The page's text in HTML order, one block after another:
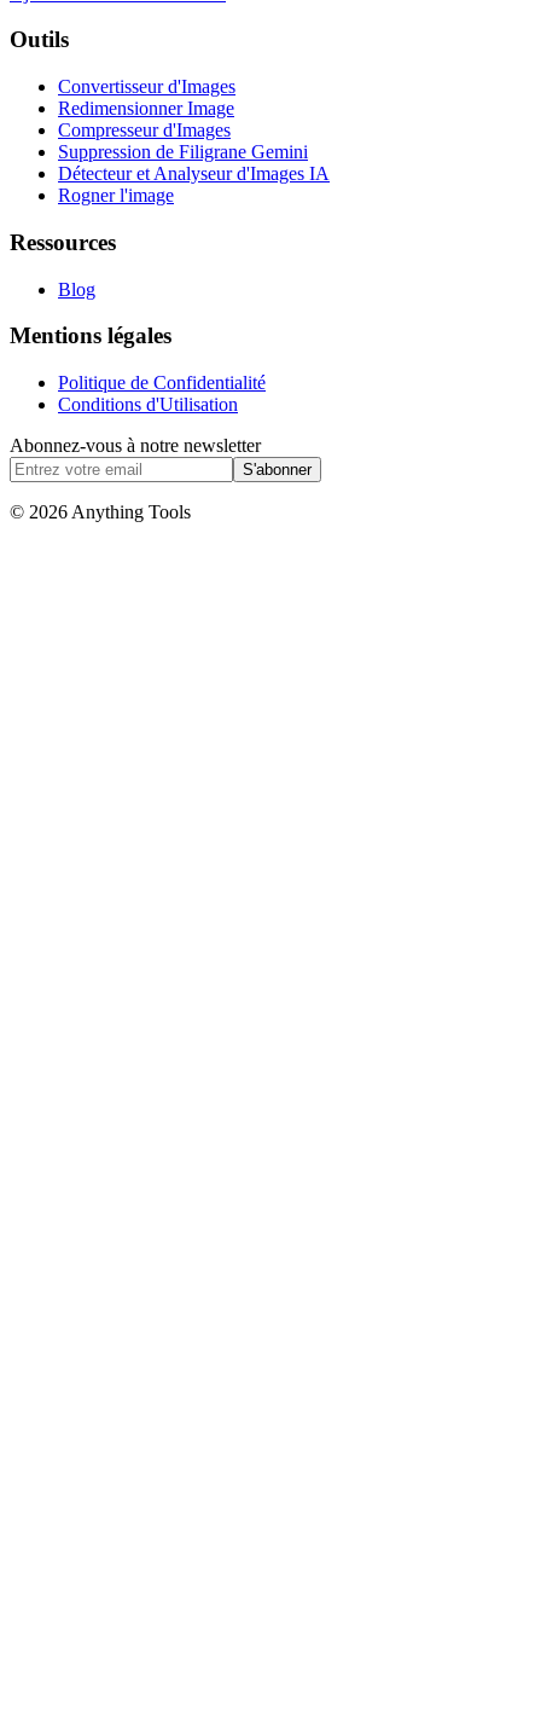
Outils
Convertisseur d'Images
Redimensionner Image
Compresseur d'Images
Suppression de Filigrane Gemini
Détecteur et Analyseur d'Images IA
Rogner l'image
Ressources
Blog
Mentions légales
Politique de Confidentialité
Conditions d'Utilisation
Abonnez-vous à notre newsletter
S'abonner
© 2026 Anything Tools